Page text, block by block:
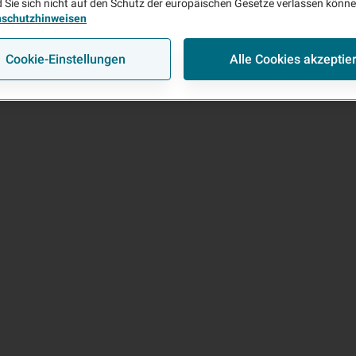
Sie sich nicht auf den Schutz der europäischen Gesetze verlassen
Cookie-Einstellungen Alle Cookies